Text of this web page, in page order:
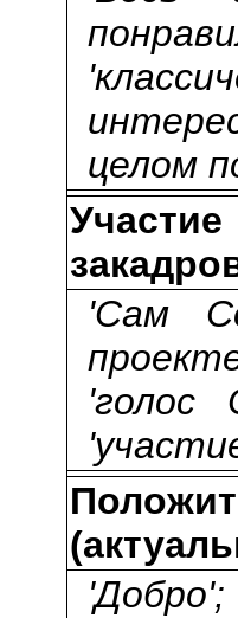
целом
'Сам
'голос